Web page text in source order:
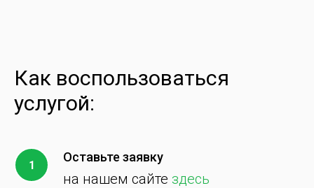
Как воспользоваться
услугой:
Оставьте заявку
на нашем сайте здесь